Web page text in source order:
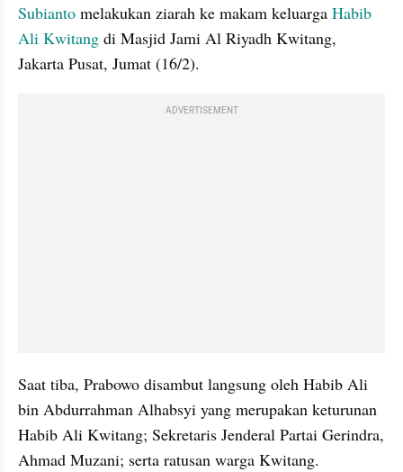
Subianto melakukan ziarah ke makam keluarga Habib
Ali Kwitang di Masjid Jami Al Riyadh Kwitang,
Jakarta Pusat, Jumat (16/2).
ADVERTISEMENT
Saat tiba, Prabowo disambut langsung oleh Habib Ali
bin Abdurrahman Alhabsyi yang merupakan keturunan
Habib Ali Kwitang; Sekretaris Jenderal Partai Gerindra,
Ahmad Muzani; serta ratusan warga Kwitang.